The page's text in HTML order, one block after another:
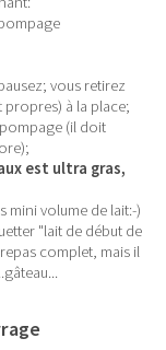
vous retirez
propres) à la place;
(il doit
est ultra gras,
mini volume de lait:-)
"lait de début de
complet, mais il